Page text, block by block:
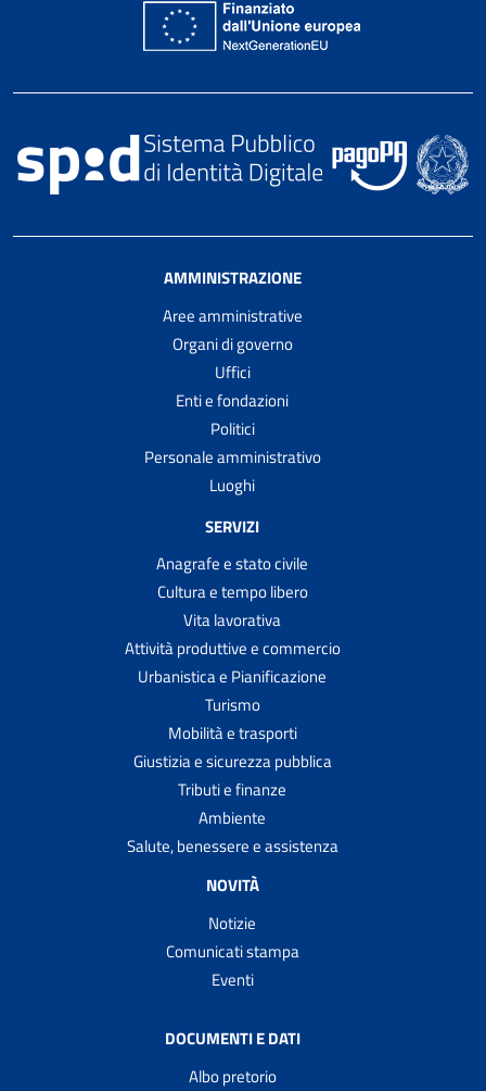
AMMINISTRAZIONE
Aree amministrative
Organi di governo
Uffici
Enti e fondazioni
Politici
Personale amministrativo
Luoghi
SERVIZI
Anagrafe e stato civile
Cultura e tempo libero
Vita lavorativa
Attività produttive e commercio
Urbanistica e Pianificazione
Turismo
Mobilità e trasporti
Giustizia e sicurezza pubblica
Tributi e finanze
Ambiente
Salute, benessere e assistenza
NOVITÀ
Notizie
Comunicati stampa
Eventi
DOCUMENTI E DATI
Albo pretorio